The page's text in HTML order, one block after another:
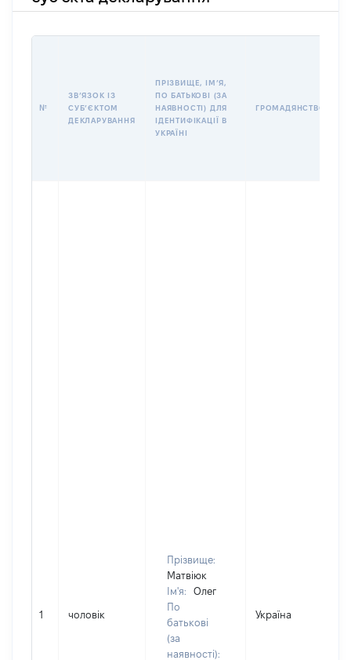
№
ЗВʼЯЗОК ІЗ
СУБʼЄКТОМ
ДЕКЛАРУВАННЯ
ПРІЗВИЩЕ, ІМʼЯ,
ПО БАТЬКОВІ (ЗА
НАЯВНОСТІ) ДЛЯ
ІДЕНТИФІКАЦІЇ В
УКРАЇНІ
ГРОМАДЯНСТВО
1 чоловік
Прізвище:
Матвіюк
Ім'я:
Олег
По
батькові
(за
наявності):
Україна